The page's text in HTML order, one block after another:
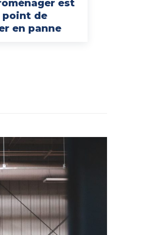
est
point de
en panne